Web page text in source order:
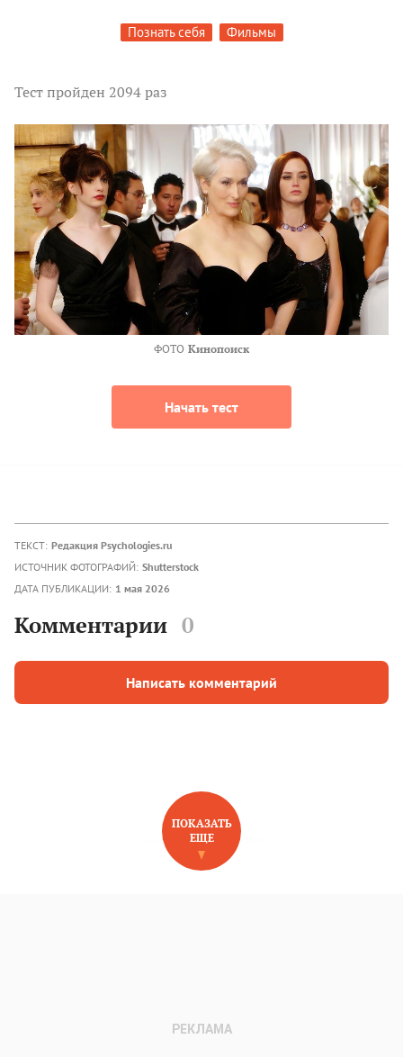
Познать себя Фильмы
Тестпройден 2094 раз
ФОТО Кинопоиск
Начать тест
ТЕКСТ: Редакция Psychologies.ru
ИСТОЧНИК ФОТОГРАФИЙ: Shutterstock
ДАТА ПУБЛИКАЦИИ: 1 мая 2026
Комментарии 0
Написать комментарий
НОВОЕ НА САЙТЕ
ПОКАЗАТЬ
ЕЩЕ